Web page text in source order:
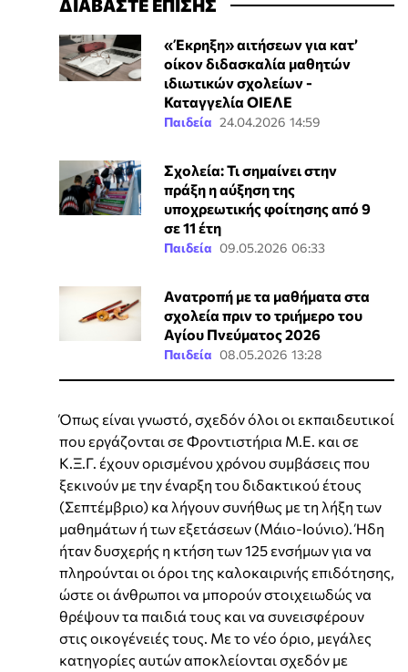
ΔΙΑΒΑΣΤΕ ΕΠΙΣΗΣ
«Έκρηξη» αιτήσεων για κατ’
οίκον διδασκαλία μαθητών
ιδιωτικών σχολείων -
Καταγγελία ΟΙΕΛΕ
Παιδεία 24.04.2026 14:59
Σχολεία: Τι σημαίνει στην
πράξη η αύξηση της
υποχρεωτικής φοίτησης από 9
σε 11 έτη
Παιδεία 09.05.2026 06:33
Ανατροπή με τα μαθήματα στα
σχολεία πριν το τριήμερο του
Αγίου Πνεύματος 2026
Παιδεία 08.05.2026 13:28
Όπως είναι γνωστό, σχεδόν όλοι οι εκπαιδευτικοί
που εργάζονται σε Φροντιστήρια Μ.Ε. και σε
Κ.Ξ.Γ. έχουν ορισμένου χρόνου συμβάσεις που
ξεκινούν με την έναρξη του διδακτικού έτους
(Σεπτέμβριο) κα λήγουν συνήθως με τη λήξη των
μαθημάτων ή των εξετάσεων (Μάιο-Ιούνιο). Ήδη
ήταν δυσχερής η κτήση των 125 ενσήμων για να
πληρούνται οι όροι της καλοκαιρινής επιδότησης,
ώστε οι άνθρωποι να μπορούν στοιχειωδώς να
θρέψουν τα παιδιά τους και να συνεισφέρουν
στις οικογένειές τους. Με το νέο όριο, μεγάλες
κατηγορίες αυτών αποκλείονται σχεδόν με